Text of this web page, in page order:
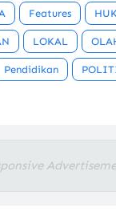
Features
LOKAL
Pendidikan